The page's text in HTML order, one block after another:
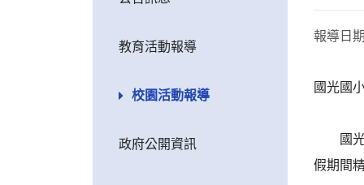
教育活動報導
校園活動報導
政府公開資訊
報導日
國光國
國光國
假期間